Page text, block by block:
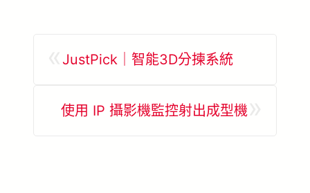
JustPick｜智能3D分揀系統
使用 IP 攝影機監控射出成型機